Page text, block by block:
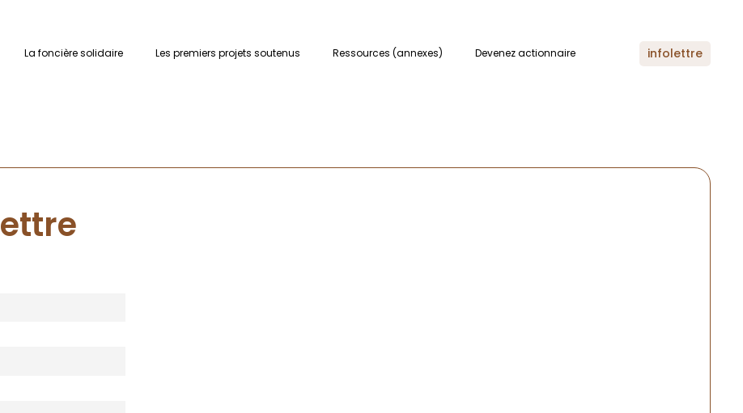
– Arts et Cultures
La foncière solidaire Les premiers projets soutenus Ressources (annexes) Devenez actionnaire infolettre